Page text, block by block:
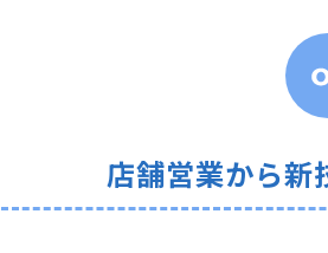
店舗営業から新